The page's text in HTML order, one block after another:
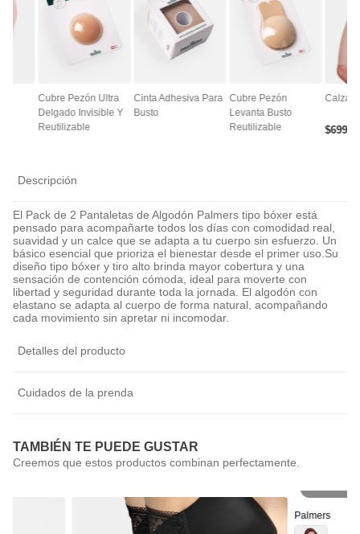
Cubre Pezón Ultra
Delgado Invisible Y
Reutilizable
Cinta Adhesiva Para
Busto
Cubre Pezón
Levanta Busto
Reutilizable
Calza
$6990
Descripción
El Pack de 2 Pantaletas de Algodón Palmers tipo bóxer está
pensado para acompañarte todos los días con comodidad real,
suavidad y un calce que se adapta a tu cuerpo sin esfuerzo. Un
básico esencial que prioriza el bienestar desde el primer uso.Su
diseño tipo bóxer y tiro alto brinda mayor cobertura y una
sensación de contención cómoda, ideal para moverte con
libertad y seguridad durante toda la jornada. El algodón con
elastano se adapta al cuerpo de forma natural, acompañando
cada movimiento sin apretar ni incomodar.
Detalles del producto
Cuidados de la prenda
TAMBIÉN TE PUEDE GUSTAR
Palmers